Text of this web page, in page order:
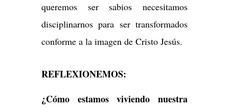
queremos ser sabios necesitamos
disciplinarnos para ser transformados
conforme a la imagen de Cristo Jesús.
REFLEXIONEMOS:
¿Cómo estamos viviendo nuestra